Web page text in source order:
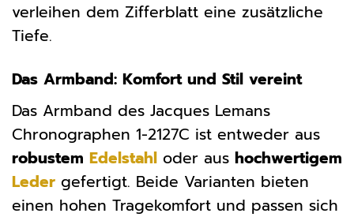
verleihen dem Zifferblatt eine zusätzliche
Tiefe.
Das Armband: Komfort und Stil vereint
Das Armband des Jacques Lemans
Chronographen 1-2127C ist entweder aus
robustem Edelstahl oder aus hochwertigem
Leder gefertigt. Beide Varianten bieten
einen hohen Tragekomfort und passen sich